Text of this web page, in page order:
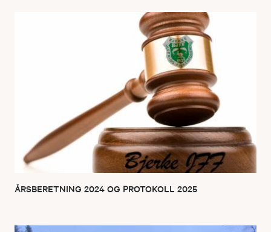
ÅRSBERETNING 2024 OG PROTOKOLL 2025